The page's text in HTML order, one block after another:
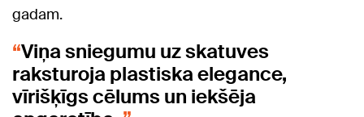
gadam.
Viņa sniegumu uz skatuves
raksturoja plastiska elegance,
vīrišķīgs cēlums un iekšēja